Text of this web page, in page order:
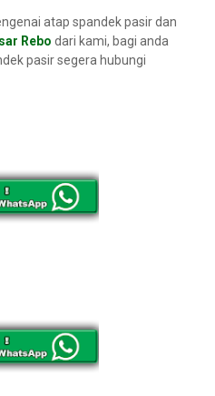
atap spandek pasir dan
Rebo dari kami, bagi anda
pasir segera hubungi